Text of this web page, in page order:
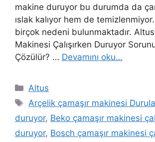
makine duruyor bu durumda da
ıslak kalıyor hem de
birçok nedeni bulunmaktadır. Altus
Makinesi Çalışırken Duruyor
Çözülür? … Devamını oku…
Kategoriler
Altus
Etiketler
Arçelik çamaşır makinesi
duruyor, Beko çamaşır makinesi
duruyor, Bosch çamaşır makinesi